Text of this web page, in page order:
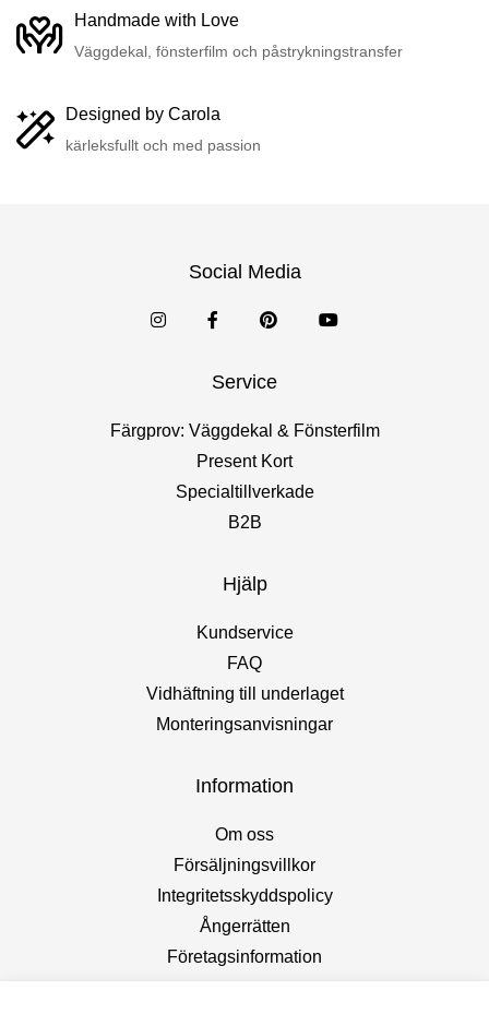
Handmade with Love
Väggdekal, fönsterfilm och påstrykningstransfer
Designed by Carola
kärleksfullt och med passion
Social Media
Service
Färgprov: Väggdekal & Fönsterfilm
Present Kort
Specialtillverkade
B2B
Hjälp
Kundservice
FAQ
Vidhäftning till underlaget
Monteringsanvisningar
Information
Om oss
Försäljningsvillkor
Integritetsskyddspolicy
Ångerrätten
Företagsinformation